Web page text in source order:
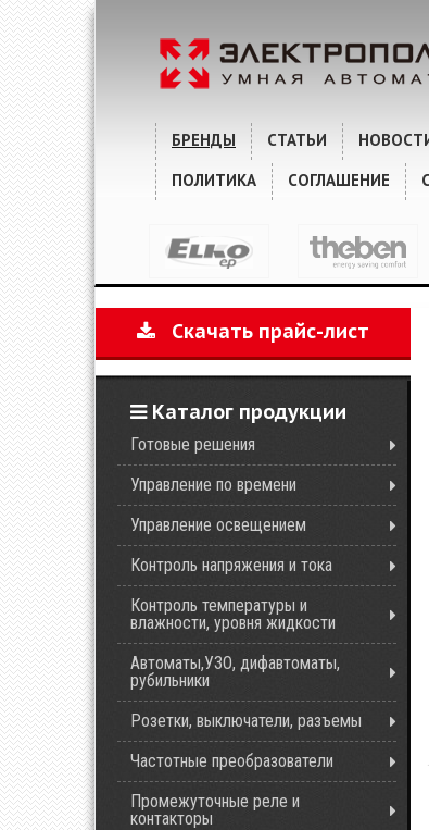
БРЕНДЫ СТАТЬИ
ПОЛИТИКА
СОГЛАШЕНИЕ
Скачать прайс-лист
Каталог продукции
Готовые решения
Управление по времени
Управление освещением
Контроль напряжения и тока
Контроль температуры и
влажности, уровня жидкости
Автоматы,УЗО, дифавтоматы,
рубильники
Розетки, выключатели, разъемы
Частотные преобразователи
Промежуточные реле и
контакторы